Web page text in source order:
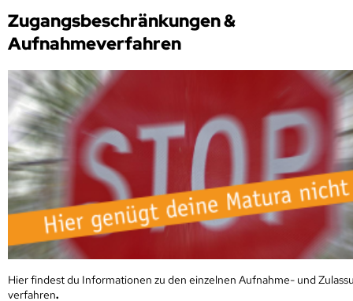
Zugangsbeschränkungen &
Aufnahmeverfahren
Hier findest du Informationen zu den einzelnen Aufnahme- und
verfahren.